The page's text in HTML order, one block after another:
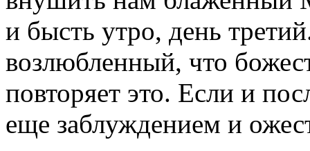
и бысть утро, день
возлюбленный, что
повторяет это. Если и
еще заблуждением и